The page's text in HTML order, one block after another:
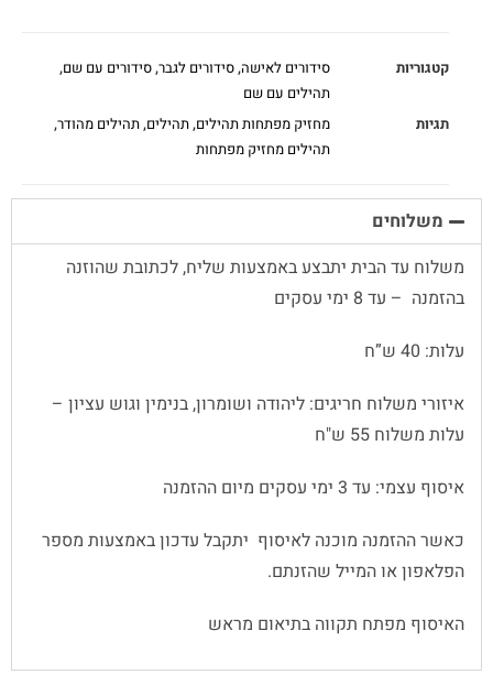
קטגוריות סידורים לאישה,סידורים לגבר,סידורים עם שם,
תהילים עם שם
תגיות
מחזיק מפתחות תהילים,תהילים,תהילים מהודר,
תהילים מחזיק מפתחות
משלוחים
משלוח עד הבית יתבצע באמצעות שליח, לכתובת שהוזנה
בהזמנה – עד 8 ימי עסקים
עלות: 40 ש”ח
איזורי משלוח חריגים: ליהודה ושומרון, בנימין וגוש עציון –
עלות משלוח 55 ש"ח
איסוף עצמי: עד 3 ימי עסקים מיום ההזמנה
כאשר ההזמנה מוכנה לאיסוף יתקבל עדכון באמצעות מספר
הפלאפון או המייל שהזנתם.
האיסוף מפתח תקווה בתיאום מראש